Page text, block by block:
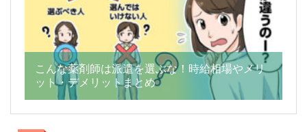
こんな薬剤師は派遣を選ぶな！時給相場やメリ
ット・デメリットまとめ